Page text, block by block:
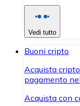
Vedi tutto
Buoni cripto
Acquista
pagamento
Acquista con